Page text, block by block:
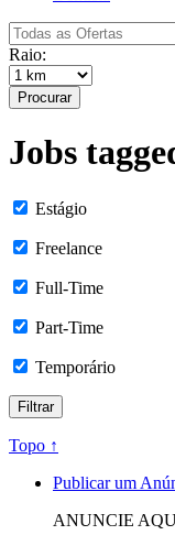
Raio:
Procurar
Jobs
Estágio
Freelance
Full-Time
Part-Time
Temporário
Topo ↑
Publicar um
ANUNCIE